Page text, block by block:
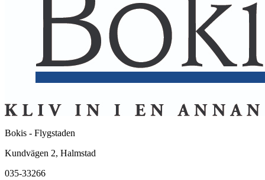
Bokis - Flygstaden
Kundvägen 2, Halmstad
035-33266